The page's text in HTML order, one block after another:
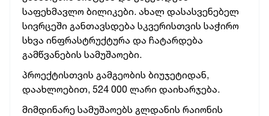
საფეხმავლო ბილიკები. ახალ დასასვენებელ
სივრცეში განთავსდება სკვერისთვის საჭირო
სხვა ინფრასტრუქტურა და ჩატარდება
გამწვანების სამუშაოები.
პროექტისთვის გამგეობის ბიუჯეტიდან,
დაახლოებით, 524 000 ლარი დაიხარჯება.
მიმდინარე სამუშაოებს გლდანის რაიონის